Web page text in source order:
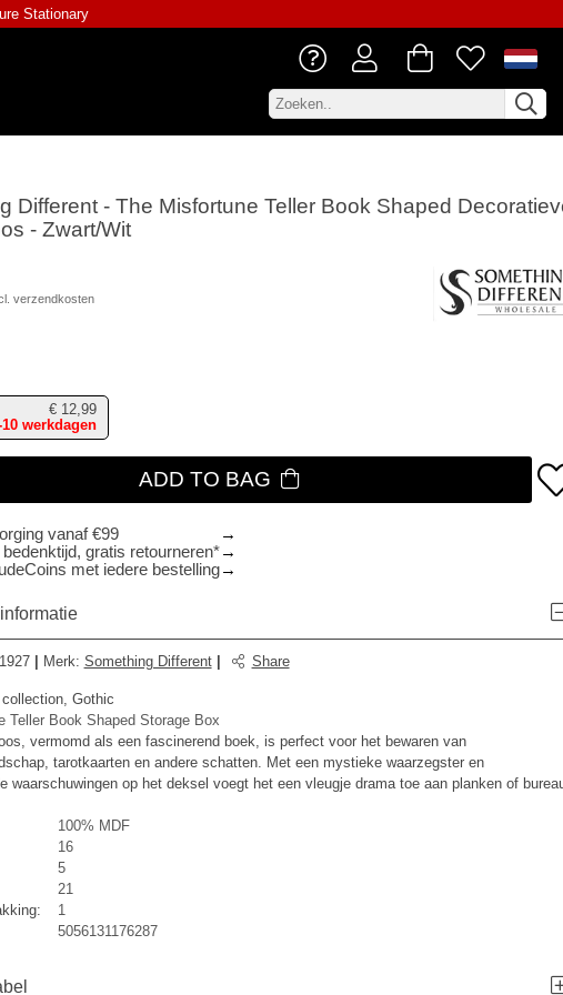
Stationary
Different - The Misfortune Teller Book Shaped
- Zwart/Wit
verzendkosten
€ 12,99
werkdagen
ADD TO BAG
vanaf €99
bedenktijd, gratis retourneren*
met iedere bestelling
Merk: Something Different Share
Gothic
Teller Book Shaped Storage Box
vermomd als een fascinerend boek, is perfect voor het bewaren van
tarotkaarten en andere schatten. Met een mystieke waarzegster en
waarschuwingen op het deksel voegt het een vleugje drama toe aan planken of
100% MDF
16
5
21
1
5056131176287